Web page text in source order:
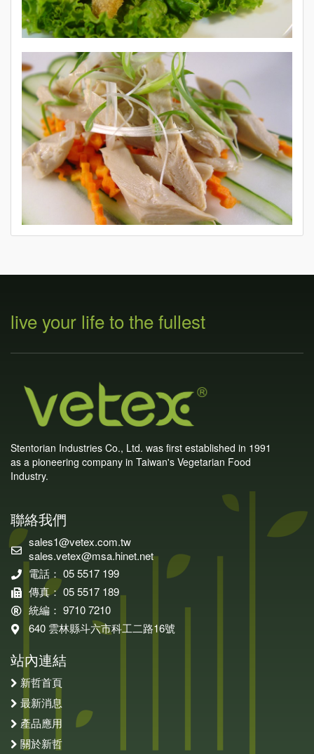
live your life to the fullest
Stentorian Industries Co., Ltd. was first established in 1991
as a pioneering company in Taiwan's Vegetarian Food
Industry.
聯絡我們
sales1@vetex.com.tw
sales.vetex@msa.hinet.net
電話： 05 5517 199
傳真： 05 5517 189
統編： 9710 7210
640 雲林縣斗六市科工二路16號
站內連結
新哲首頁
最新消息
產品應用
關於新哲